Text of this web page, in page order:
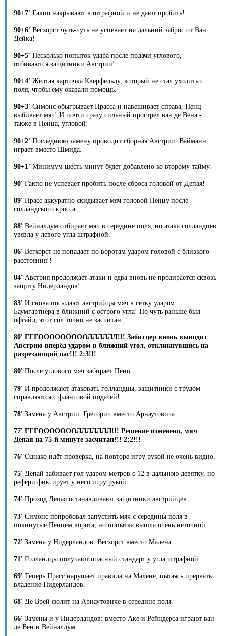
90+7' Гакпо накрывают в штрафной и не дают пробить!
90+6' Вегхорст чуть-чуть не успевает на дальний заброс от Ван
Дейка!
90+5' Несколько попыток удара после подачи углового,
отбиваются защитники Австрии!
90+4' Жёлтая карточка Кверфельду, который не стал уходить с
поля, чтобы ему оказали помощь.
90+3' Симонс обыгрывает Прасса и навешивает справа, Пенц
выбивает мяч! И почти сразу сильный прострел ван де Вена -
также в Пенца, угловой!
90+2' Последнюю замену проводит сборная Австрии: Вайманн
играет вместо Шмида.
90+1' Минимум шесть минут будет добавлено ко второму тайму.
90' Гакпо не успевает пробить после сброса головой от Депая!
89' Прасс аккуратно скидывает мяч головой Пенцу после
голландского кросса.
88' Вейналдум отбирает мяч в середине поля, но атака голландцев
увязла у левого угла штрафной.
86' Вегхорст не попадает по воротам ударом головой с близкого
расстояния!!
84' Австрия продолжает атаки и едва вновь не продирается сквозь
защиту Нидерландов!
83' И снова посылают австрийцы мяч в сетку ударом
Баумгартнера в ближний с острого угла! Но чуть раньше был
офсайд, этот гол точно не засчитан.
80' ГГГОООООООООЛЛЛЛЛЛ!!! Забитцер вновь выводит
Австрию вперёд ударом в ближний угол, откликнувшись на
разрезающий пас!!! 2:3!!!
80' После углового мяч забирает Пенц.
79' И продолжают атаковать голландцы, защитники с трудом
справляются с фланговой подачей!
78' Замена у Австрии: Грегорич вместо Арнаутовича.
77' ГГГОООООООЛЛЛЛЛЛЛ!!! Решение изменено, мяч
Депая на 75-й минуте засчитан!!! 2:2!!!
76' Однако идёт проверка, на повторе игру рукой не очень видно.
75' Депай забивает гол ударом метров с 12 в дальнюю девятку, но
рефери фиксирует у него игру рукой.
74' Проход Депая останавливают защитники австрийцев.
73' Симонс попробовал запустить мяч с середины поля в
покинутые Пенцем ворота, но попытка вышла очень неточной.
72' Замена у Нидерландов: Вегхорст вместо Малена.
71' Голландцы получают опасный стандарт у угла штрафной.
69' Теперь Прасс нарушает правила на Малене, пытаясь прервать
владение Нидерландов.
68' Де Врей фолит на Арнаутовиче в середине поля.
66' Замены и у Нидерландов: вместо Аке и Рейндерса играют ван
де Вен и Вейналдум.